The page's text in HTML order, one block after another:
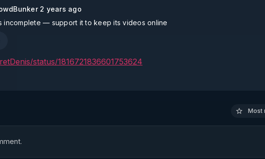
2 years ago
incomplete — support it to keep its videos online
status/1816721836601753624
Most